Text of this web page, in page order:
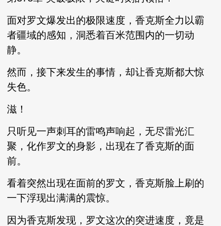
面对罗文爆发出的极限速度，香克斯全力以霸
者疆域的感知，洞悉着百米范围内的一切动
静。
然而，接下来发生的事情，却让香克斯都大惊
失色。
滋！
只听见一声刺耳的雷鸣声响起，无尽雷光汇
聚，化作罗文的身影，出现在了香克斯的面
前。
看着突然出现在面前的罗文，香克斯脸上刷的
一下浮现出满满的震惊。
因为香克斯发现，罗文这次的突进速度，竟是